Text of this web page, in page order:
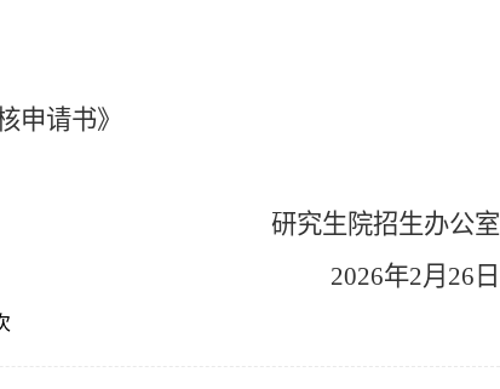
申请书》
研究生院招生办公室
2026年2月 26 日